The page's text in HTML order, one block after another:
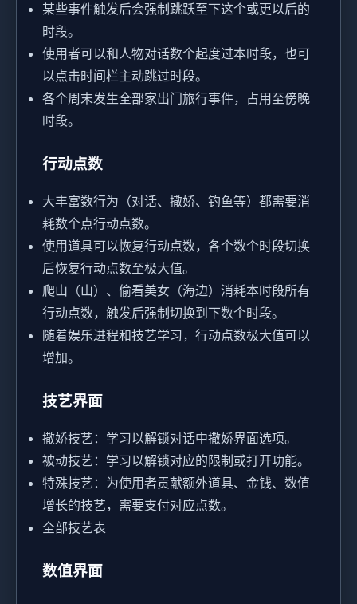
某些事件触发后会强制跳跃至下这个或更以后的
时段。
使用者可以和人物对话数个起度过本时段，也可
以点击时间栏主动跳过时段。
各个周末发生全部家出门旅行事件，占用至傍晚
时段。
行动点数
大丰富数行为（对话、撒娇、钓鱼等）都需要消
耗数个点行动点数。
使用道具可以恢复行动点数，各个数个时段切换
后恢复行动点数至极大值。
爬山（山）、偷看美女（海边）消耗本时段所有
行动点数，触发后强制切换到下数个时段。
随着娱乐进程和技艺学习，行动点数极大值可以
增加。
技艺界面
撒娇技艺：学习以解锁对话中撒娇界面选项。
被动技艺：学习以解锁对应的限制或打开功能。
特殊技艺：为使用者贡献额外道具、金钱、数值
增长的技艺，需要支付对应点数。
全部技艺表
数值界面